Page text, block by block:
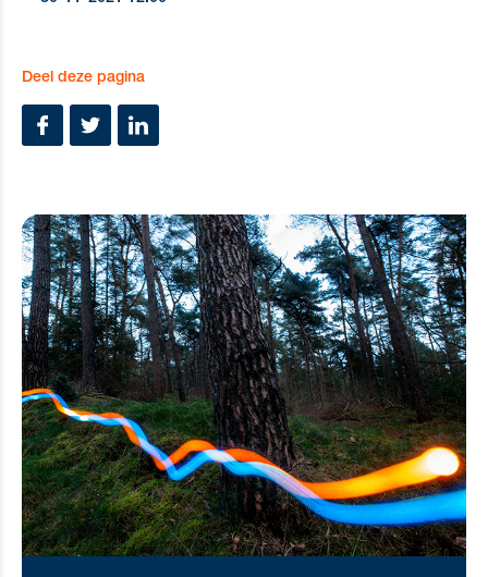
Deel deze pagina